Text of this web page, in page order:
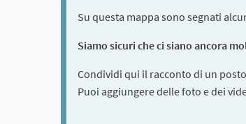
Su questa mappa sono segnati
Siamo sicuri che ci siano ancora
Condividi qui il racconto di un
Puoi aggiungere delle foto e dei